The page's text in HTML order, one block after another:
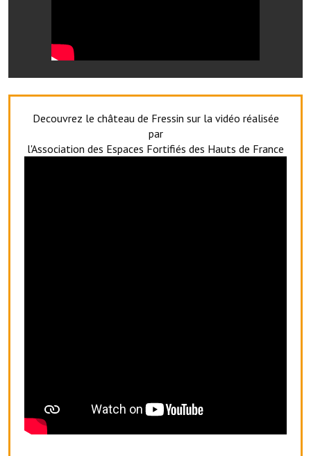
Les foulées Fressinoises
O' jardin paisible
Decouvrez le château de Fressin sur la vidéo réalisée
par
l'Association des Espaces Fortifiés des Hauts de France